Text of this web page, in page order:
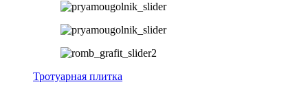
Тротуарная плитка